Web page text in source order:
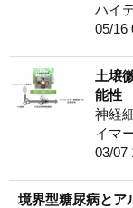
ハイ
05/16
土壌
能性
神経
イマ
03/07
境界型糖尿病と